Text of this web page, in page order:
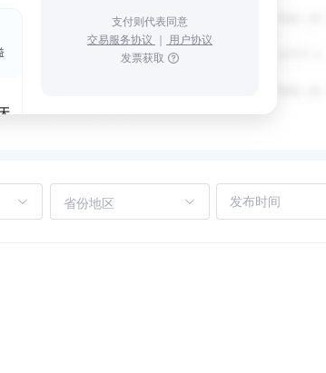
支付则代表同意
交易服务协议 ｜ 用户协议
发票获取
省份地区